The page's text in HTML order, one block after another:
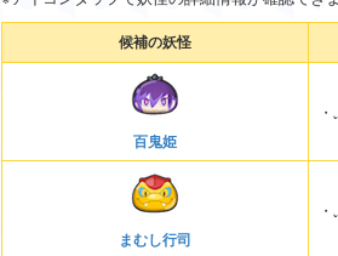
候補の妖怪
百鬼姫
まむし行司